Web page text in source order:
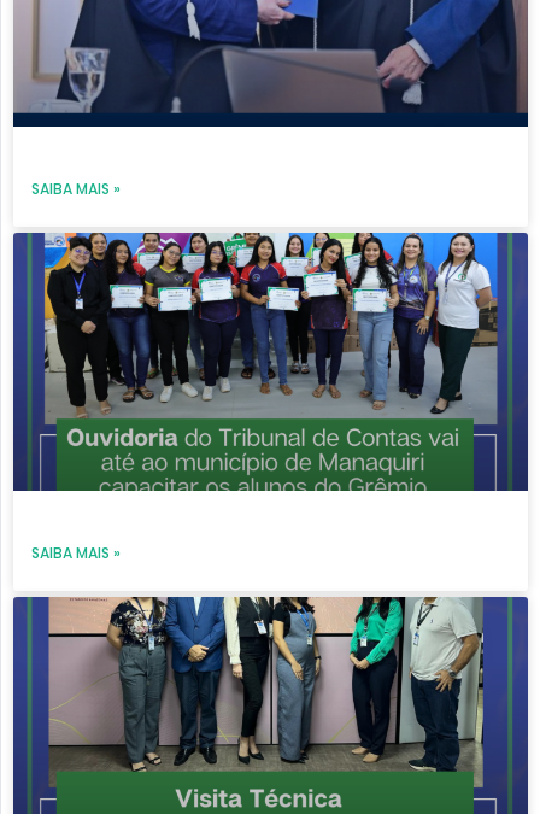
SAIBA MAIS »
SAIBA MAIS »